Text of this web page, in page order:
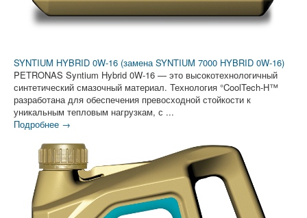
SYNTIUM HYBRID 0W-16 (замена SYNTIUM 7000 HYBRID 0W-16)
PETRONAS Syntium Hybrid 0W-16 — это высокотехнологичный
синтетический смазочный материал. Технология °CoolTech-H™
разработана для обеспечения превосходной стойкости к
уникальным тепловым нагрузкам, с ...
Подробнее →